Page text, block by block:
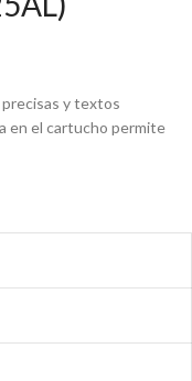
y textos
en el cartucho permite